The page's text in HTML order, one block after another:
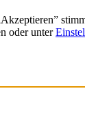
oder unter